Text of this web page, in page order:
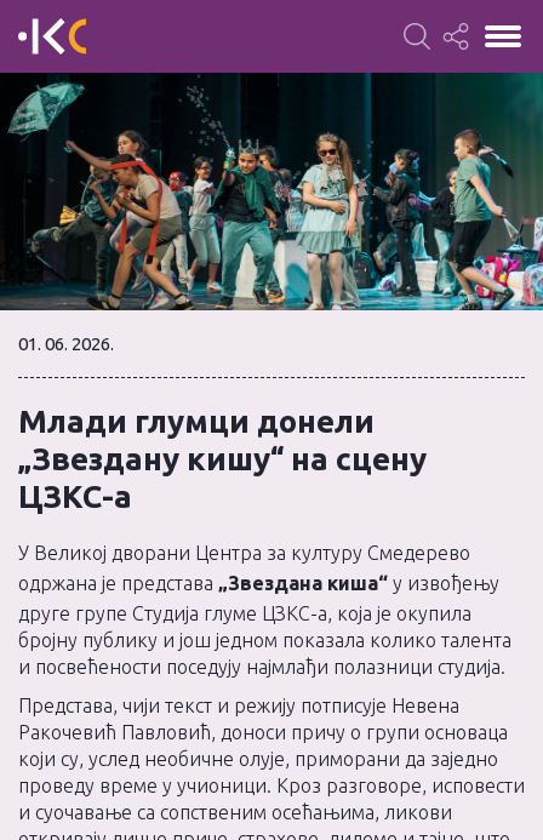
01. 06. 2026.
Млади глумци донели
„Звездану кишу“ на сцену
ЦЗКС-а
У Великој дворани Центра за културу Смедерево
одржана је представа „Звездана киша“ у извођењу
друге групе Студија глуме ЦЗКС-а, која је окупила
бројну публику и још једном показала колико талента
и посвећености поседују најмлађи полазници студија.
Представа, чији текст и режију потписује Невена
Ракочевић Павловић, доноси причу о групи основаца
који су, услед необичне олује, приморани да заједно
проведу време у учионици. Кроз разговоре, исповести
и суочавање са сопственим осећањима, ликови